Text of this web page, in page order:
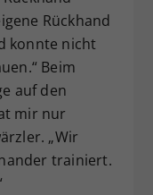
Rückhand
konnte nicht
Beim
auf den
mir nur
„Wir
trainiert.